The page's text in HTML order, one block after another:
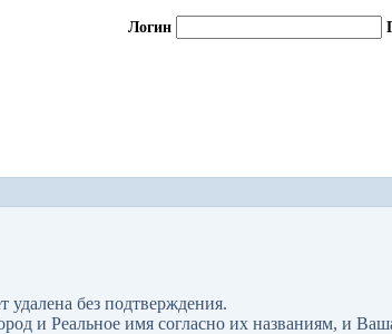
Логин
без подтверждения.
и Реальное имя согласно их названиям, и